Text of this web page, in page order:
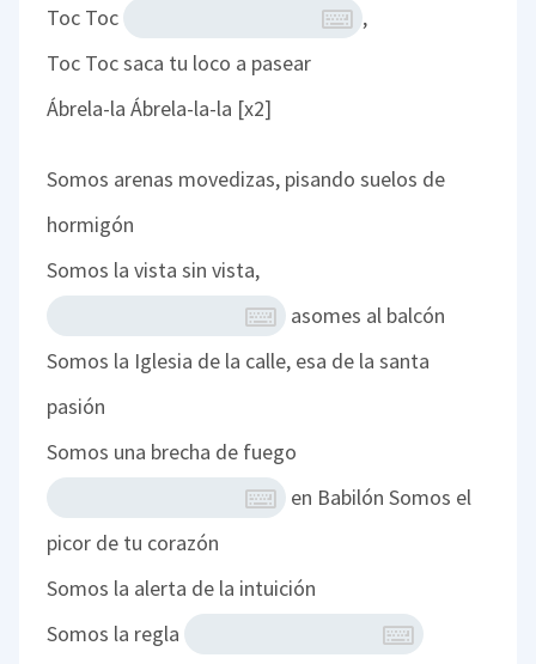
Toc Toc
,
Toc Toc saca tu loco a pasear
Ábrela-la Ábrela-la-la [x2]
Somos arenas movedizas, pisando suelos de
hormigón
Somos la vista sin vista,
asomes al balcón
Somos la Iglesia de la calle, esa de la santa
pasión
Somos una brecha de fuego
en Babilón Somos el
picor de tu corazón
Somos la alerta de la intuición
Somos la regla